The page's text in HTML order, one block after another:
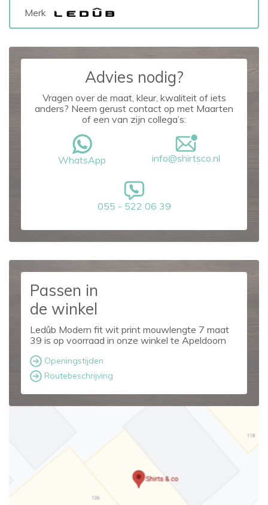
Merk
Advies nodig?
Vragen over de maat, kleur, kwaliteit of iets
anders? Neem gerust contact op met Maarten
of een van zijn collega’s:
WhatsApp info@shirtsco.nl
055 - 522 06 39
Passen in
de winkel
Ledûb Modern fit wit print mouwlengte 7 maat
39 is op voorraad in onze winkel te Apeldoorn
Openingstijden
Routebeschrijving